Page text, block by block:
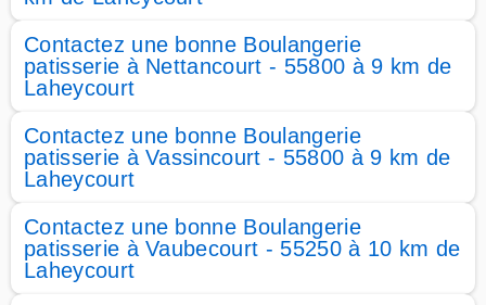
Contactez une bonne Boulangerie
patisserie à Nettancourt - 55800 à 9 km de
Laheycourt
Contactez une bonne Boulangerie
patisserie à Vassincourt - 55800 à 9 km de
Laheycourt
Contactez une bonne Boulangerie
patisserie à Vaubecourt - 55250 à 10 km de
Laheycourt